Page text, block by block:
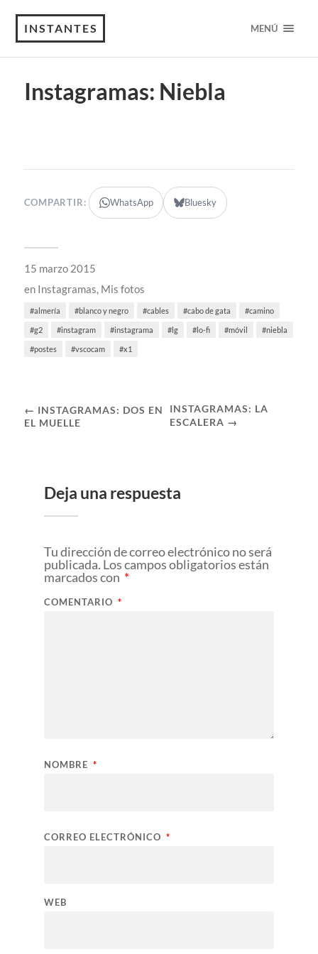
INSTANTES MENÚ
Instagramas: Niebla
COMPARTIR: WhatsApp Bluesky
15 marzo 2015
en Instagramas, Mis fotos
almería blanco y negro cables cabo de gata camino
g2 instagram instagrama lg lo-fi móvil niebla
postes vscocam x1
← INSTAGRAMAS: DOS EN
EL MUELLE
INSTAGRAMAS: LA
ESCALERA →
Deja una respuesta
Tu dirección de correo electrónico no será
publicada. Los campos obligatorios están
marcados con *
COMENTARIO *
NOMBRE *
CORREO ELECTRÓNICO *
WEB